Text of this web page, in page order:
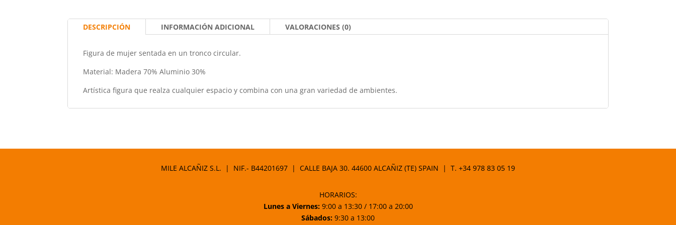
DESCRIPCIÓN INFORMACIÓN ADICIONAL VALORACIONES (0)
Figura de mujer sentada en un tronco circular.
Material: Madera 70% Aluminio 30%
Artística figura que realza cualquier espacio y combina con una gran variedad de ambientes.
MILE ALCAÑIZ S.L. | NIF.- B44201697 | CALLE BAJA 30. 44600 ALCAÑIZ (TE) SPAIN | T. +34 978 83 05 19
HORARIOS:
Lunes a Viernes:9:00 a 13:30 / 17:00 a 20:00
Sábados: 9:30 a 13:00